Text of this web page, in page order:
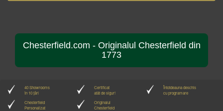
Chesterfield.com - Originalul Chesterfield din
1773
40 Showrooms
în 10 țări
Certificat
atât de sigur!
Întotdeauna deschis
cu programare
Chesterfield
Personalizat
Originalul
Chesterfield